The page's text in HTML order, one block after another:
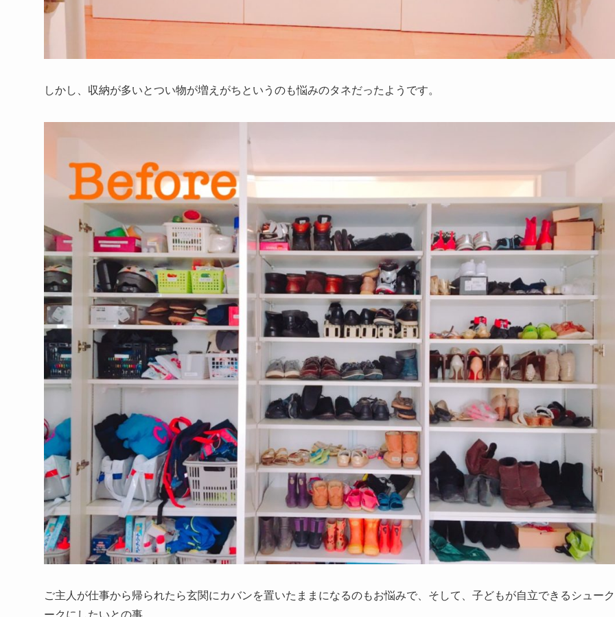
しかし、収納が多いとつい物が増えがちというのも悩みのタネだったようです。
ご主人が仕事から帰られたら玄関にカバンを置いたままになるのもお悩みで、そして、子どもが自立できるシュー
ークにしたいとの事。